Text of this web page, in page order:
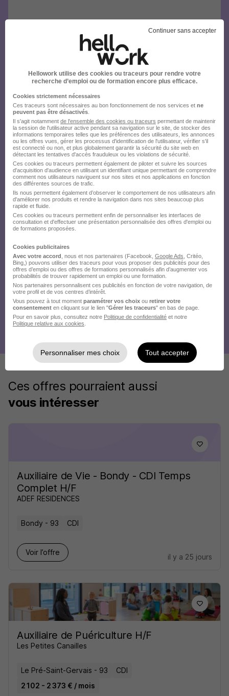
Ces offres pourraient aussi
vous intéresser
Auxiliaire de Vie - Bondy - CDI Temps
Complet H/F
ADEF RESIDENCES
Bondy - 93 CDI
Voir l’offre
il y a 25 jours
Auxiliaire de Puériculture H/F
Les Petites Canailles
Le Pré-Saint-Gervais - 93
CDI
2 102 - 2 373 € / mois
Continuer sans accepter
Hellowork utilise des cookies ou traceurs pour rendre votre
recherche d’emploi ou de formation encore plus efficace.
Cookies strictement nécessaires
Ces traceurs sont nécessaires au bon fonctionnement de nos services et ne
peuvent pas être désactivés
Il s'agit notamment de l'ensemble des cookies ou traceurs permettant de maintenir
la session de l'utilisateur active pendant sa navigation sur le site, de stocker des
informations temporaires telles que les préférences des utilisateurs, les annonces
ou les offres vues, gérer les processus d'identification de l'utilisateur, vérifier s'il
est connecté ou non, et plus globalement garantir la sécurité du site web en
détectant les tentatives d'accès frauduleux ou les violations de sécurité.
Ces cookies ou traceurs permettent également de piloter et suivre les sources
d'acquisition d'audience en utilisant un identifiant unique permettant de comprendre
comment nos utilisateurs naviguent sur nos sites et nos applications en fonction
des différentes sources de trafic.
Ils nous permettent également d’observer le comportement de nos utilisateurs afin
d'améliorer nos produits et rendre la navigation dans nos sites beaucoup plus
rapide et fluide.
Ces cookies ou traceurs permettent enfin de personnaliser les interfaces de
consultation et d'effectuer une présentation personnalisée des offres d'emploi ou
de formations proposées.
Cookies publicitaires
Avec votre accord , nous et nos partenaires (Facebook, Google Ads , Critéo,
Bing,) pouvons utiliser des traceurs pour vous proposer des publicités pour des
offres d’emploi ou des offres de formations personnalisés afin d’augmenter vos
probabilités de trouver rapidement un emploi ou une formation.
Nos partenaires personnalisent ces publicités en fonction de votre navigation, de
votre profil et de vos centres d’intérêt.
Vous pouvez à tout moment paramétrer vos choix ou retirer votre
consentement en cliquant sur le lien "Gérer les traceurs" en bas de page.
Pour en savoir plus, consultez notre Politique de confidentialité et notre
Politique relative aux cookies
Personnaliser mes choix Tout accepter